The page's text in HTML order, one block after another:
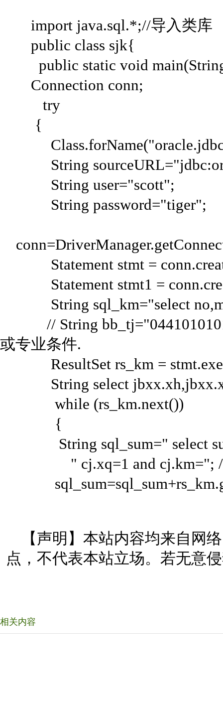
import java.sql.*;//导入类库
public class sjk{
public static void
Connection conn;
try
{
String
String user="scott";
String password="tiger";
Statement stmt =
Statement stmt1 =
String sql_km="select
// String
或专业条件.
ResultSet rs_km =
String select
while (rs_km.next())
{
String sql_sum=" select
" cj.xq=1 and cj.km="; //在
【声明】本站内容均来自网
点，不代表本站立场。若无意
相关内容